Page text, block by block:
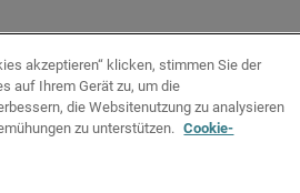
akzeptieren“ klicken, stimmen Sie der
auf Ihrem Gerät zu, um die
die Websitenutzung zu analysieren
zu unterstützen. Cookie-